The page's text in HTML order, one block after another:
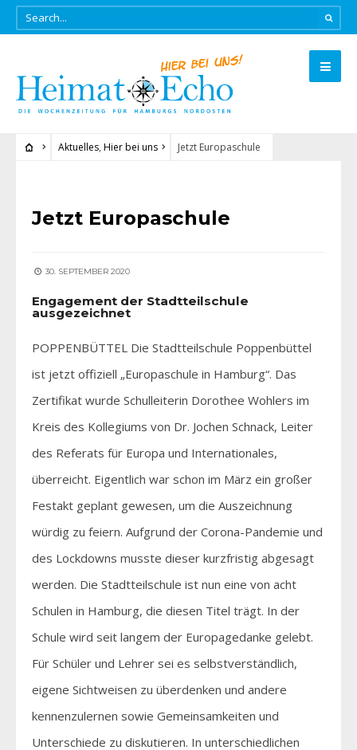
Aktuelles, Hier bei uns Jetzt Europaschule
Jetzt Europaschule
30. SEPTEMBER 2020
Engagement der Stadtteilschule
ausgezeichnet
POPPENBÜTTEL Die Stadtteilschule Poppenbüttel
ist jetzt offiziell „Europaschule in Hamburg“. Das
Zertifikat wurde Schulleiterin Dorothee Wohlers im
Kreis des Kollegiums von Dr. Jochen Schnack, Leiter
des Referats für Europa und Internationales,
überreicht. Eigentlich war schon im März ein großer
Festakt geplant gewesen, um die Auszeichnung
würdig zu feiern. Aufgrund der Corona-Pandemie und
des Lockdowns musste dieser kurzfristig abgesagt
werden. Die Stadtteilschule ist nun eine von acht
Schulen in Hamburg, die diesen Titel trägt. In der
Schule wird seit langem der Europagedanke gelebt.
Für Schüler und Lehrer sei es selbstverständlich,
eigene Sichtweisen zu überdenken und andere
kennenzulernen sowie Gemeinsamkeiten und
Unterschiede zu diskutieren. In unterschiedlichen